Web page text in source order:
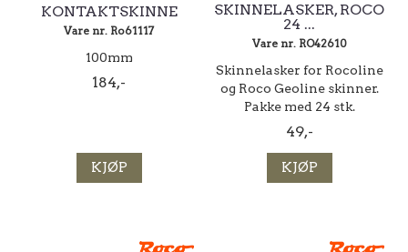
KONTAKTSKINNE
Vare nr. Ro61117
100mm
184,-
KJØP
SKINNELASKER, ROCO
24 ...
Vare nr. RO42610
Skinnelasker for Rocoline
og Roco Geoline skinner.
Pakke med 24 stk.
49,-
KJØP